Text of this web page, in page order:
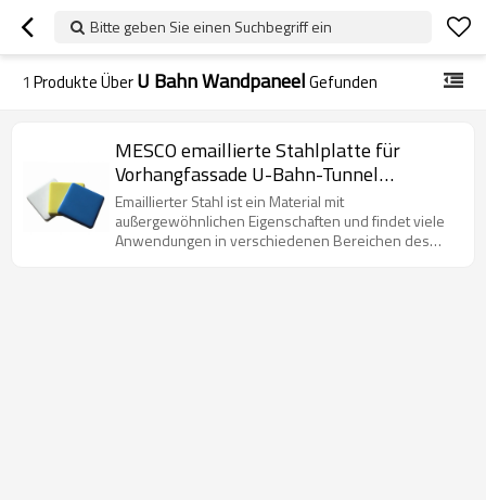
Bitte geben Sie einen Suchbegriff ein
1 Produkte ÜberU Bahn WandpaneelGefunden
MESCO emaillierte Stahlplatte für
Vorhangfassade U-Bahn-Tunnel
Stahlplatte Wassertank Stahlplatte
Emaillierter Stahl ist ein Material mit
außergewöhnlichen Eigenschaften und findet viele
Anwendungen in verschiedenen Bereichen des